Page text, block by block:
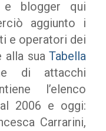
e blogger qui
aggiunto i
e operatori dei
alla suaTabella
di attacchi
l’elenco
2006 e oggi:
Carrarini,